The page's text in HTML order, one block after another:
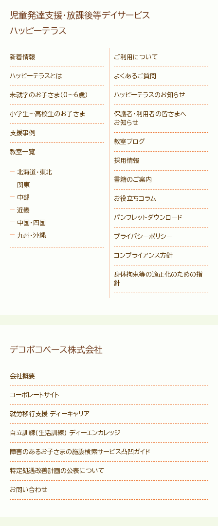
児童発達支援・放課後等デイサービス
ハッピーテラス
新着情報
ハッピーテラスとは
未就学のお子さま （0〜6歳）
小学生〜高校生のお子さま
支援事例
教室一覧
北海道・東北
関東
中部
近畿
中国・四国
九州・沖縄
ご利用について
よくあるご質問
ハッピーテラスのお知らせ
保護者・利用者の皆さまへ
お知らせ
教室ブログ
採用情報
書籍のご案内
お役立ちコラム
パンフレットダウンロード
プライバシーポリシー
コンプライアンス方針
身体拘束等の適正化のための指
針
デコボコベース株式会社
会社概要
コーポレートサイト
就労移行支援 ディーキャリア
自立訓練(生活訓練) ディーエンカレッジ
障害のあるお子さまの施設検索サービス凸凹ガイド
特定処遇改善計画の公表について
お問い合わせ